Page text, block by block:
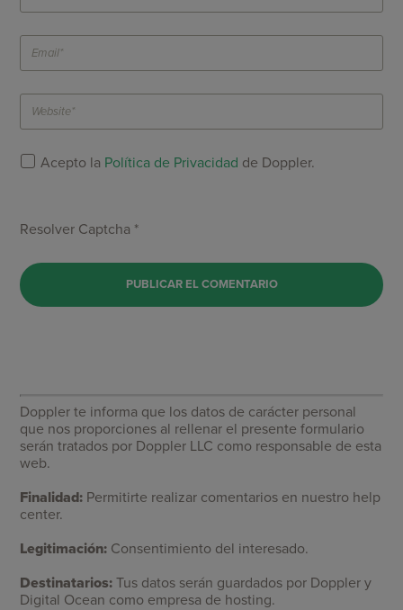
Acepto la Política de Privacidad de Doppler.
Resolver Captcha *
Doppler te informa que los datos de carácter personal
que nos proporciones al rellenar el presente formulario
serán tratados por Doppler LLC como responsable de esta
web.
Finalidad: Permitirte realizar comentarios en nuestro help
center.
Legitimación: Consentimiento del interesado.
Destinatarios: Tus datos serán guardados por Doppler y
Digital Ocean como empresa de hosting.